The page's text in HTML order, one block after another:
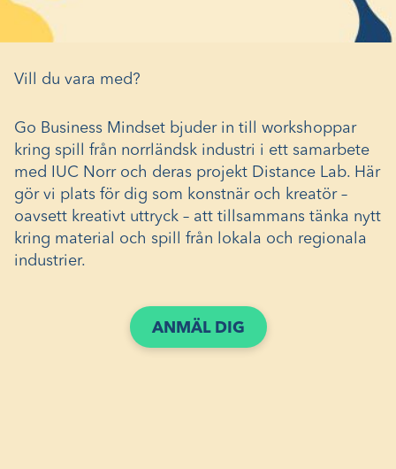
Vill du vara med?
Go Business Mindset bjuder in till workshoppar
kring spill från norrländsk industri i ett samarbete
med IUC Norr och deras projekt Distance Lab. Här
gör vi plats för dig som konstnär och kreatör –
oavsett kreativt uttryck – att tillsammans tänka nytt
kring material och spill från lokala och regionala
industrier.
ANMÄL DIG(ÖPPNAS
I